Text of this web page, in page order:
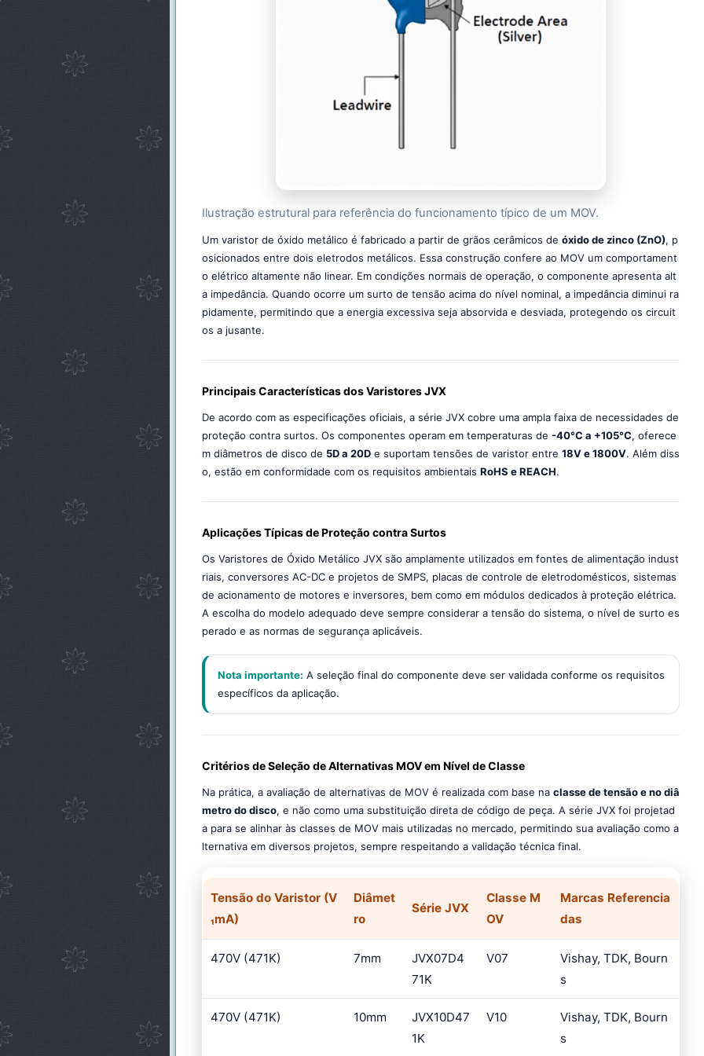
Ilustração estrutural para referência do funcionamento típico de um MOV.
Um varistor de óxido metálico é fabricado a partir de grãos cerâmicos de óxido de zinco (ZnO), p
osicionados entre dois eletrodos metálicos. Essa construção confere ao MOV um comportament
o elétrico altamente não linear. Em condições normais de operação, o componente apresenta alt
a impedância. Quando ocorre um surto de tensão acima do nível nominal, a impedância diminui ra
pidamente, permitindo que a energia excessiva seja absorvida e desviada, protegendo os circuit
os a jusante.
Principais Características dos Varistores JVX
De acordo com as especificações oficiais, a série JVX cobre uma ampla faixa de necessidades de
proteção contra surtos. Os componentes operam em temperaturas de -40°C a +105°C, oferece
m diâmetros de disco de 5D a 20De suportam tensões de varistor entre 18V e 1800V. Além diss
o, estão em conformidade com os requisitos ambientais RoHS e REACH.
Aplicações Típicas de Proteção contra Surtos
Os Varistores de Óxido Metálico JVX são amplamente utilizados em fontes de alimentação indust
riais, conversores AC-DC e projetos de SMPS, placas de controle de eletrodomésticos, sistemas
de acionamento de motores e inversores, bem como em módulos dedicados à proteção elétrica.
A escolha do modelo adequado deve sempre considerar a tensão do sistema, o nível de surto es
perado e as normas de segurança aplicáveis.
Nota importante: A seleção final do componente deve ser validada conforme os requisitos
específicos da aplicação.
Critérios de Seleção de Alternativas MOV em Nível de Classe
Na prática, a avaliação de alternativas de MOV é realizada com base na classe de tensão e no diâ
metro do disco, e não como uma substituição direta de código de peça. A série JVX foi projetad
a para se alinhar às classes de MOV mais utilizadas no mercado, permitindo sua avaliação como a
lternativa em diversos projetos, sempre respeitando a validação técnica final.
Tensão do Varistor (V
₁mA)
Diâmet
ro
Série JVX
Classe M
OV
Marcas Referencia
das
470V (471K) 7mm
JVX07D4
71K
V07
Vishay, TDK, Bourn
s
470V (471K) 10mm
JVX10D47
1K
V10
Vishay, TDK, Bourn
s